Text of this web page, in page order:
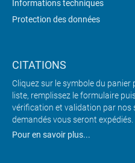
Informations techniques
Protection des données
CITATIONS
Cliquez sur le symbole du
liste, remplissez le formulaire
vérification et validation par nos
demandés vous seront expédiés.
Pour en savoir plus...